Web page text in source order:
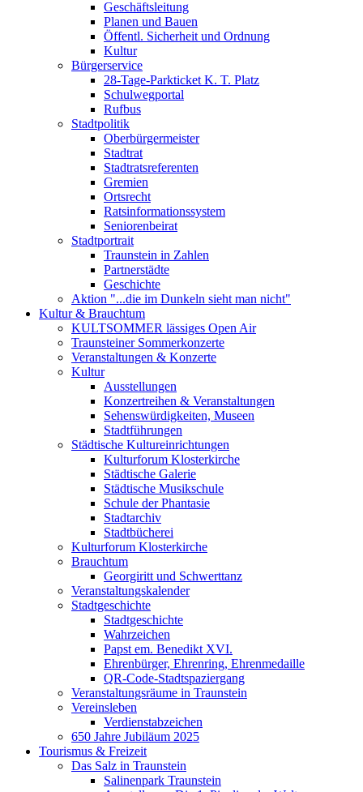
Geschäftsleitung
Planen und Bauen
Öffentl. Sicherheit und Ordnung
Kultur
Bürgerservice
28-Tage-Parkticket K. T. Platz
Schulwegportal
Rufbus
Stadtpolitik
Oberbürgermeister
Stadtrat
Stadtratsreferenten
Gremien
Ortsrecht
Ratsinformationssystem
Seniorenbeirat
Stadtportrait
Traunstein in Zahlen
Partnerstädte
Geschichte
Aktion "...die im Dunkeln sieht man nicht"
Kultur & Brauchtum
KULTSOMMER lässiges Open Air
Traunsteiner Sommerkonzerte
Veranstaltungen & Konzerte
Kultur
Ausstellungen
Konzertreihen & Veranstaltungen
Sehenswürdigkeiten, Museen
Stadtführungen
Städtische Kultureinrichtungen
Kulturforum Klosterkirche
Städtische Galerie
Städtische Musikschule
Schule der Phantasie
Stadtarchiv
Stadtbücherei
Kulturforum Klosterkirche
Brauchtum
Georgiritt und Schwerttanz
Veranstaltungskalender
Stadtgeschichte
Stadtgeschichte
Wahrzeichen
Papst em. Benedikt XVI.
Ehrenbürger, Ehrenring, Ehrenmedaille
QR-Code-Stadtspaziergang
Veranstaltungsräume in Traunstein
Vereinsleben
Verdienstabzeichen
650 Jahre Jubiläum 2025
Tourismus & Freizeit
Das Salz in Traunstein
Salinenpark Traunstein